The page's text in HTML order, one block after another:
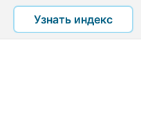
Узнать индекс